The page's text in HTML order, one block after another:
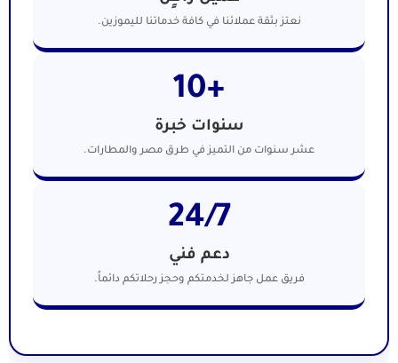
نعتز بثقة عملائنا في كافة خدماتنا لليموزين.
+10
سنوات خبرة
عشر سنوات من التميز في طرق مصر والمطارات.
24/7
دعم فني
فريق عمل جاهز لخدمتكم وحجز رحلاتكم دائماً.